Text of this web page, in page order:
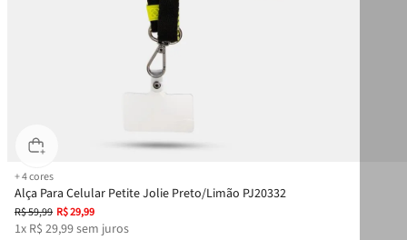
+4cores
Alça Para Celular Petite Jolie Preto/Limão PJ20332
R$59,99 R$29,99
1x R$ 29,99sem juros